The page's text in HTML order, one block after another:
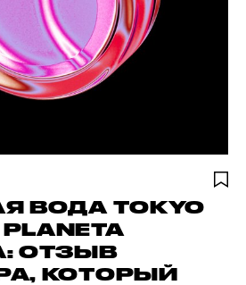
ВОДА TOKYO
ОТЗЫВ
КОТОРЫЙ